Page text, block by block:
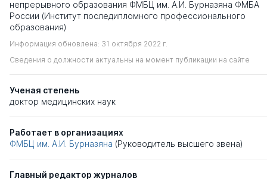
непрерывного образования ФМБЦ им. А.И. Бурназяна ФМБА
России (Институт последипломного профессионального
образования)
Информация обновлена: 31 октября 2022 г.
Сведения о должности актуальны на момент публикации на сайте
Ученая степень
доктор медицинских наук
Работает в организациях
ФМБЦ им. А.И. Бурназяна (Руководитель высшего звена)
Главный редактор журналов